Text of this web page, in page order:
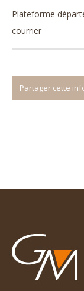
Plateforme
courrier
Partager cette